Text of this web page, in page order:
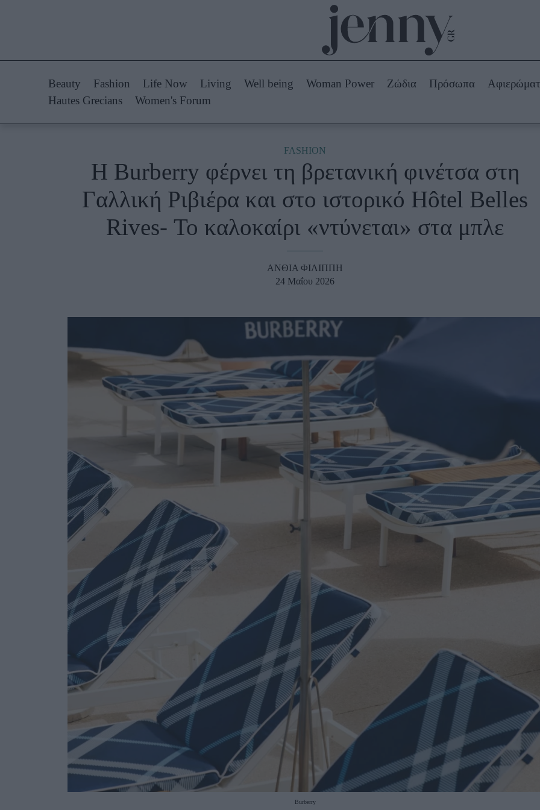
Styling Tips
Fashion News
Beauty -
Ομορφιά
Skincare
Μακιγιάζ
Woman Power Πρόσωπα
Celebrities
Συνεντεύξεις
Ζώδια
ΒΟΞ Χωρίς Ταμπέλες
Hautes Grecians Γάμος
Beauty Fashion Life Now Living Well being Woman Power Ζώδια Πρόσωπα
Hautes Grecians
Women's Forum
FASHION
Η Burberry φέρνει τη βρετανική φινέτσα στη
Γαλλική Ριβιέρα και στο ιστορικό Hôtel Belles
Rives- Το καλοκαίρι «ντύνεται» στα μπλε
ΑΝΘΙΑ ΦΙΛΙΠΠΗ
24 Μαΐου 2026
Burberry